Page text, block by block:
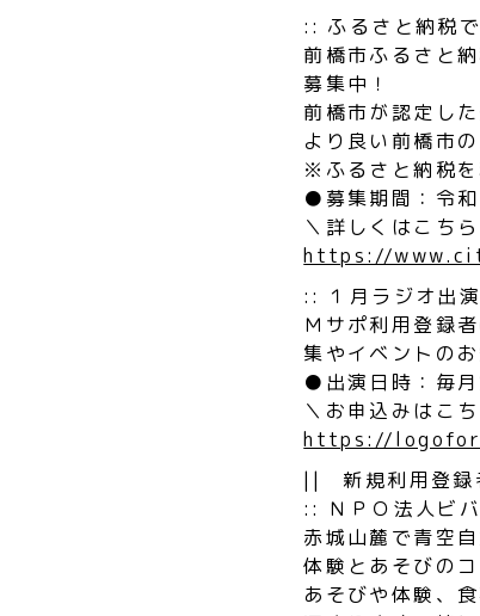
:: ふるさと納税
前橋市ふるさと
募集中！
前橋市が認定し
より良い前橋市
※ふるさと納税を
●募集期間：令和
＼詳しくはこちら
https://
:: １月ラジオ出
Ｍサポ利用登録
集やイベントの
●出演日時：毎月
＼お申込みはこ
https://
|| 新規利用登
:: ＮＰＯ法人ビ
赤城山麓で青空
体験とあそびの
あそびや体験、